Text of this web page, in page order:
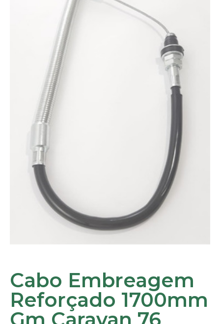
Cabo Embreagem
Reforçado 1700mm